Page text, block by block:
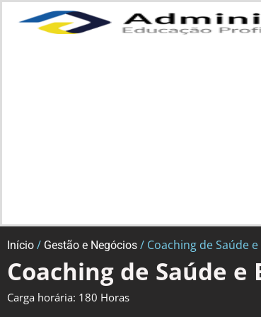
Início / Gestão e Negócios / Coaching de Saúde
Coaching de Saúde e
Carga horária: 180 Horas